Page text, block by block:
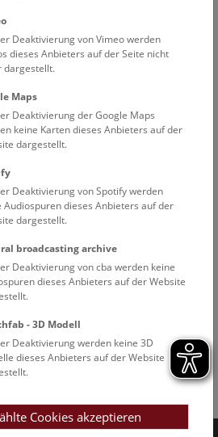
im Museum
Deaktivierung von Vimeo werden
dieses Anbieters auf der Seite nicht
dargestellt.
Maps
Deaktivierung der Google Maps
keine Karten dieses Anbieters auf der
dargestellt.
Deaktivierung von Spotify werden
Audiospuren dieses Anbieters auf der
dargestellt.
broadcasting archive
Deaktivierung von cba werden keine
dieses Anbieters auf der Website
- 3D Modell
Deaktivierung werden keine 3D
dieses Anbieters auf der Website
Cookies akzeptieren